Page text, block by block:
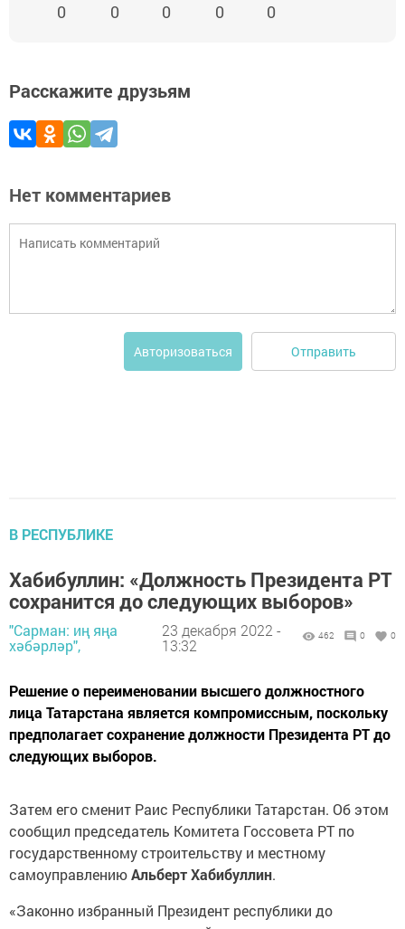
0 0 0 0 0
Расскажите друзьям
Нет комментариев
Авторизоваться Отправить
В РЕСПУБЛИКЕ
Хабибуллин: «Должность Президента РТ
сохранится до следующих выборов»
"Сарман: иң яңа
хәбәрләр",
23 декабря 2022 -
13:32
462 0 0
Решение о переименовании высшего должностного
лица Татарстана является компромиссным, поскольку
предполагает сохранение должности Президента РТ до
следующих выборов.
Затем его сменит Раис Республики Татарстан. Об этом
сообщил председатель Комитета Госсовета РТ по
государственному строительству и местному
самоуправлениюАльберт Хабибуллин.
«Законно избранный Президент республики до